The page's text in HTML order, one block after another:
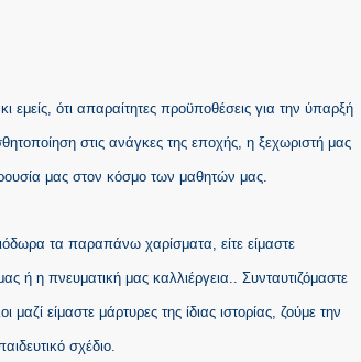
ότι απαραίτητες προϋποθέσεις για την ύπαρξή
στις ανάγκες της εποχής, η ξεχωριστή μας
μας στον κόσμο των μαθητών μας.
τα παραπάνω χαρίσματα, είτε είμαστε
ή η πνευματική μας καλλιέργεια.. Συνταυτιζόμαστε
είμαστε μάρτυρες της ίδιας ιστορίας, ζούμε την
σχέδιο.